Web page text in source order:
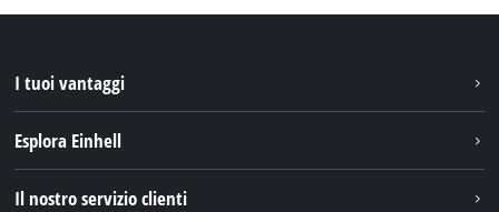
I tuoi vantaggi
Esplora Einhell
Il nostro servizio clienti